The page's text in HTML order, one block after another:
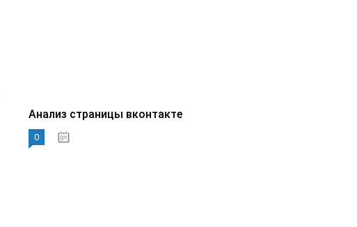
Анализ страницы вконтакте
0